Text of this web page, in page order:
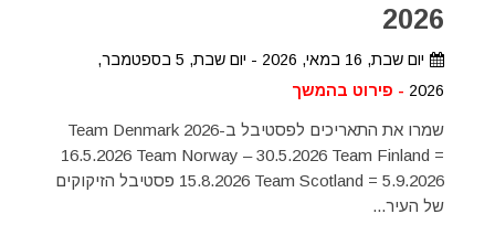
2026
יום שבת, 16 במאי, 2026 - יום שבת, 5 בספטמבר,
2026 - פירוט בהמשך
שמרו את התאריכים לפסטיבל ב-2026 Team Denmark
16.5.2026 Team Norway – 30.5.2026 Team Finland =
15.8.2026 Team Scotland = 5.9.2026 פסטיבל הזיקוקים
של העיר...